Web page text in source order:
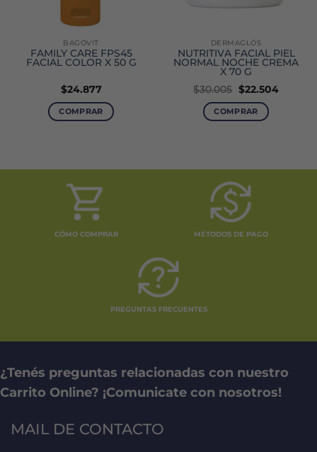
BAGOVIT
FAMILY CARE FPS45
FACIAL COLOR X 50 G
$24.877
COMPRAR
DERMAGLÓS
NUTRITIVA FACIAL PIEL
NORMAL NOCHE CREMA
X 70 G
$30.005 El
precio
original
era:
$22.504El
COMPRAR
CÓMO COMPRAR MÉTODOS DE PAGO
PREGUNTAS FRECUENTES
¿Tenés preguntas relacionadas con nuestro
Carrito Online? ¡Comunicate con nosotros!
MAIL DE CONTACTO